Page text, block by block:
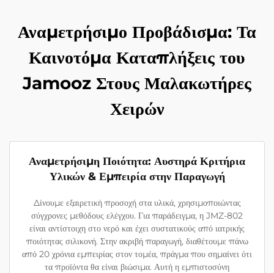
Αναμετρήσιμο Προβάδισμα: Τα
Καινοτόμα Καταπλήξεις του
Jamooz Στους Μαλακωτήρες
Χειρών
Αναμετρήσιμη Ποιότητα: Αυστηρά Κριτήρια
Υλικών & Εμπειρία στην Παραγωγή
Δίνουμε εξαιρετική προσοχή στα υλικά, χρησιμοποιώντας
σύγχρονες μεθόδους ελέγχου. Για παράδειγμα, η JMZ-802
είναι αντίστοιχη στο νερό και έχει συστατικούς από ιατρικής
ποιότητας σιλικονή. Στην ακριβή παραγωγή, διαθέτουμε πάνω
από 20 χρόνια εμπειρίας στον τομέα, πράγμα που σημαίνει ότι
τα προϊόντα θα είναι βιώσιμα. Αυτή η εμπιστοσύνη